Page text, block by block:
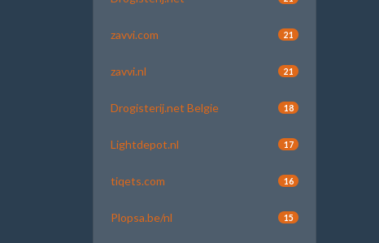
zavvi.com 21
zavvi.nl 21
Drogisterij.net Belgie 18
Lightdepot.nl 17
tiqets.com 16
Plopsa.be/nl 15